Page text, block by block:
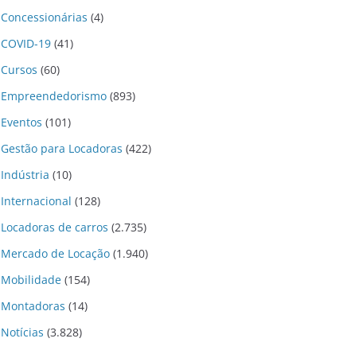
Concessionárias (4)
COVID-19 (41)
Cursos (60)
Empreendedorismo (893)
Eventos (101)
Gestão para Locadoras (422)
Indústria (10)
Internacional (128)
Locadoras de carros (2.735)
Mercado de Locação (1.940)
Mobilidade (154)
Montadoras (14)
Notícias (3.828)